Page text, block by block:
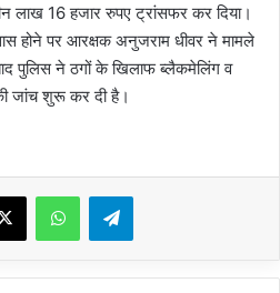
लाख 16 हजार रुपए ट्रांसफर कर दिया।
होने पर आरक्षक अनुजराम धीवर ने मामले
पुलिस ने ठगों के खिलाफ ब्लैकमेलिंग व
जांच शुरू कर दी है।
WhatsAppTelegram